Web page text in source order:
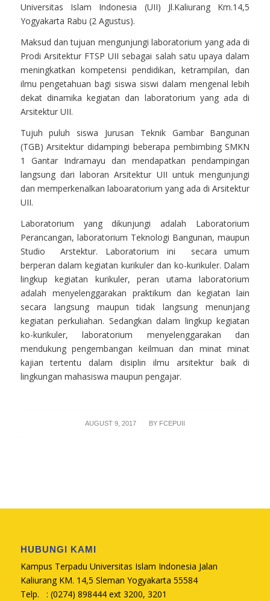
Universitas Islam Indonesia (UII) Jl.Kaliurang Km.14,5
Yogyakarta Rabu (2 Agustus).
Maksud dan tujuan mengunjungi laboratorium yang ada di
Prodi Arsitektur FTSP UII sebagai salah satu upaya dalam
meningkatkan kompetensi pendidikan, ketrampilan, dan
ilmu pengetahuan bagi siswa siswi dalam mengenal lebih
dekat dinamika kegiatan dan laboratorium yang ada di
Arsitektur UII.
Tujuh puluh siswa Jurusan Teknik Gambar Bangunan
(TGB) Arsitektur didampingi beberapa pembimbing SMKN
1 Gantar Indramayu dan mendapatkan pendampingan
langsung dari laboran Arsitektur UII untuk mengunjungi
dan memperkenalkan laboaratorium yang ada di Arsitektur
UII.
Laboratorium yang dikunjungi adalah Laboratorium
Perancangan, laboratorium Teknologi Bangunan, maupun
Studio Arstektur. Laboratorium ini secara umum
berperan dalam kegiatan kurikuler dan ko-kurikuler. Dalam
lingkup kegiatan kurikuler, peran utama laboratorium
adalah menyelenggarakan praktikum dan kegiatan lain
secara langsung maupun tidak langsung menunjang
kegiatan perkuliahan. Sedangkan dalam lingkup kegiatan
ko-kurikuler, laboratorium menyelenggarakan dan
mendukung pengembangan keilmuan dan minat minat
kajian tertentu dalam disiplin ilmu arsitektur baik di
lingkungan mahasiswa maupun pengajar.
AUGUST 9, 2017
/ BY FCEPUII
HUBUNGI KAMI
Kampus Terpadu Universitas Islam Indonesia Jalan
Kaliurang KM. 14,5 Sleman Yogyakarta 55584
Telp. : (0274) 898444 ext 3200, 3201